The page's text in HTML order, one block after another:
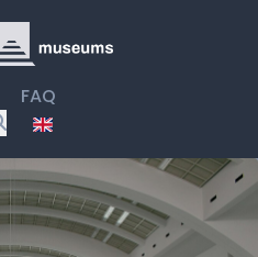
FAQ